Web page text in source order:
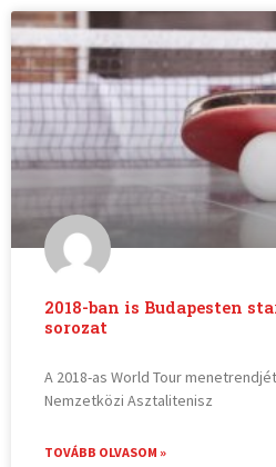
2018-ban is Budapesten
sorozat
A 2018-as World Tour
Nemzetközi Asztalitenisz
TOVÁBB OLVASOM »